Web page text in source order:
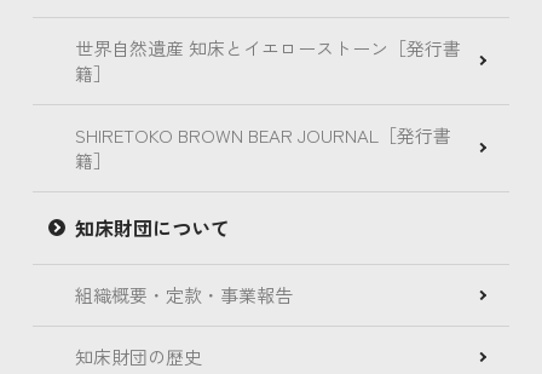
世界自然遺産 知床とイエローストーン［発行書
籍］
SHIRETOKO BROWN BEAR JOURNAL［発行書
籍］
知床財団について
組織概要・定款・事業報告
知床財団の歴史